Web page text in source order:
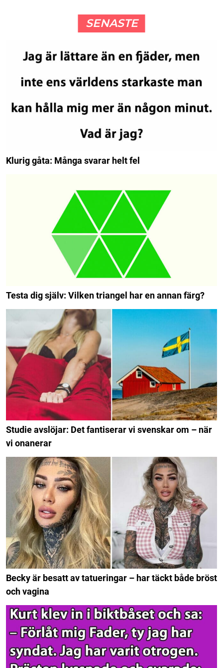
SENASTE
Klurig gåta: Många svarar helt fel
Testa dig själv: Vilken triangel har en annan färg?
Studie avslöjar: Det fantiserar vi svenskar om – när
vi onanerar
Becky är besatt av tatueringar – har täckt både bröst
och vagina